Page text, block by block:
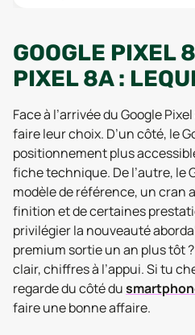
GOOGLE PIXEL
PIXEL 8A :
Face à l’arrivée du Google
faire leur choix. D’un côté, le
positionnement plus
fiche technique. De l’autre, le
modèle de référence, un cran
finition et de certaines
privilégier la nouveauté
premium sortie un an plus tôt
clair, chiffres à l’appui. Si tu
regarde du côté du
faire une bonne affaire.